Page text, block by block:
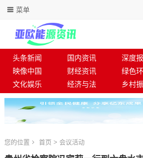
菜单
头条新闻 国内资讯 深度
映像中国
财经资讯 绿色
文化娱乐
经济与法 乡村
您的位置 首页 > 会议活动